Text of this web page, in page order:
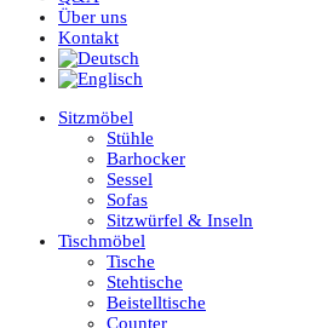
Über uns
Kontakt
Sitzmöbel
Stühle
Barhocker
Sessel
Sofas
Sitzwürfel & Inseln
Tischmöbel
Tische
Stehtische
Beistelltische
Counter